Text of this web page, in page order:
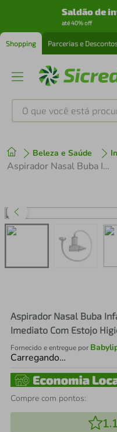
Saldão de
até 40% off
Shopping Parcerias e
O que você está
Beleza e Saúde
Aspirador Nasal Buba Infantil De Sucção Alívio Imediato Com Estojo Higiênico Infantil
Aspirador Nasal Buba
Imediato Com Estojo
Fornecido e entregue por
Carregando…
Compre com pontos:
1º tenis
perfume
air fryer